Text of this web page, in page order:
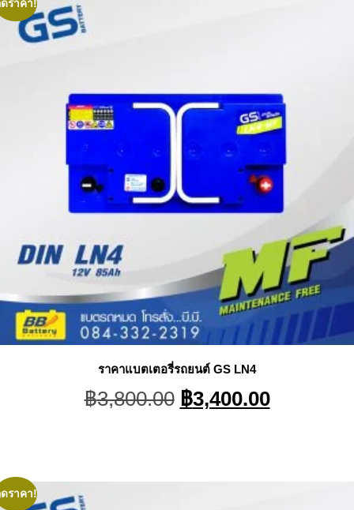
ราคา!
ราคาแบตเตอรี่รถยนต์ GS LN4
฿3,800.00 Original
price
฿3,400.00Current
price
ราคา!